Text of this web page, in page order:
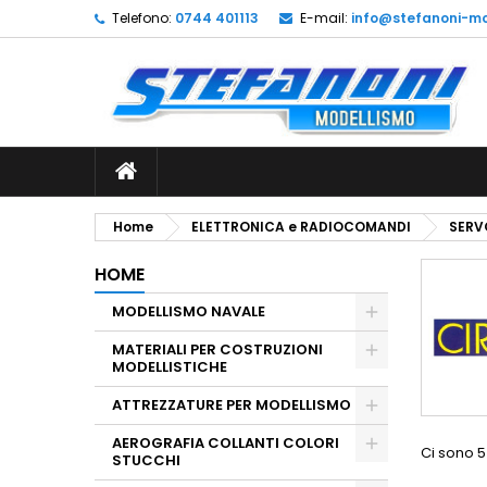
Telefono: 0744 401113 E-mail: info@stefanoni-
Home ELETTRONICA e RADIOCOMANDI
HOME
MODELLISMO NAVALE
MATERIALI PER COSTRUZIONI
MODELLISTICHE
ATTREZZATURE PER MODELLISMO
AEROGRAFIA COLLANTI COLORI
STUCCHI
Ci sono